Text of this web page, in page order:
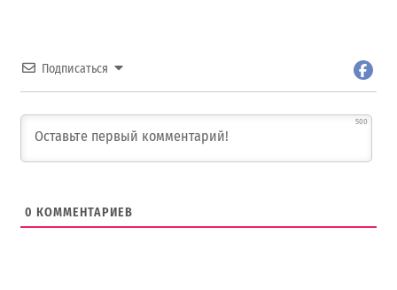
Подписаться
500
0 КОММЕНТАРИЕВ